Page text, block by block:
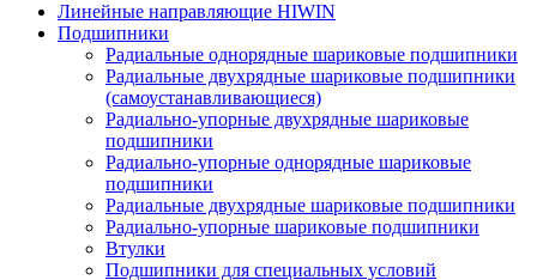
Линейные направляющие HIWIN
Подшипники
Радиальные однорядные шариковые подшипники
Радиальные двухрядные шариковые подшипники
(самоустанавливающиеся)
Радиально-упорные двухрядные шариковые
подшипники
Радиально-упорные однорядные шариковые
подшипники
Радиальные двухрядные шариковые подшипники
Радиально-упорные шариковые подшипники
Втулки
Подшипники для специальных условий